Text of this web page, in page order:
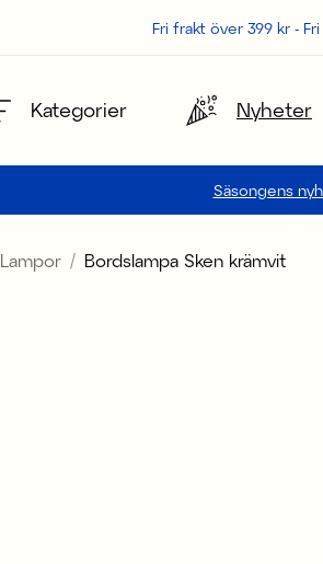
Fri frakt över 399 kr -
Kategorier Nyheter
Säsongens
Lampor Bordslampa Sken krämvit